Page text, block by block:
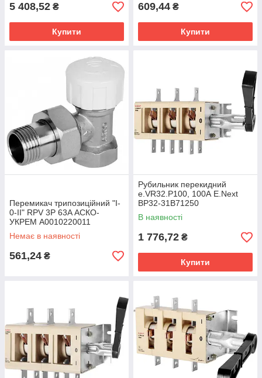
5 408,52 ₴
Купити
609,44 ₴
Купити
Перемикач трипозиційний "I-
0-II" RPV 3P 63A АСКО-
УКРЕМ A0010220011
Немає в наявності
561,24 ₴
Рубильник перекидний
e.VR32.P100, 100А E.Next
BP32-31B71250
В наявності
1 776,72 ₴
Купити